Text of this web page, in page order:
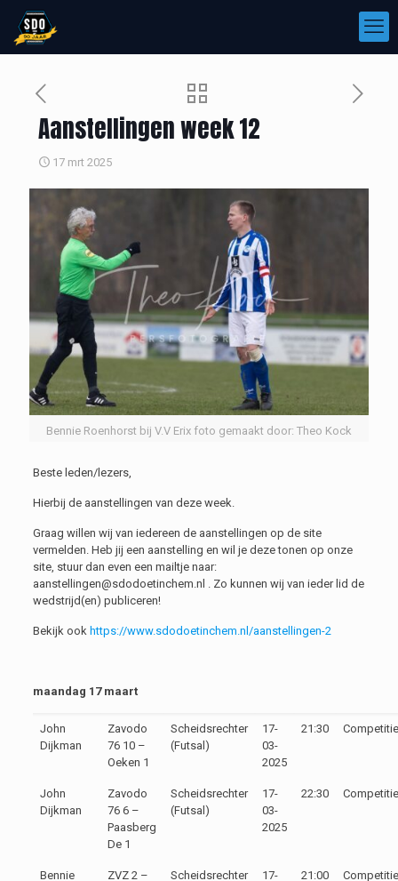
Aanstellingen week 12
17 mrt 2025
Bennie Roenhorst bij V.V Erix foto gemaakt door: Theo Kock
Beste leden/lezers,
Hierbij de aanstellingen van deze week.
Graag willen wij van iedereen de aanstellingen op de site
vermelden. Heb jij een aanstelling en wil je deze tonen op onze
site, stuur dan even een mailtje naar:
aanstellingen@sdodoetinchem.nl . Zo kunnen wij van ieder lid de
wedstrijd(en) publiceren!
Bekijk ook https://www.sdodoetinchem.nl/aanstellingen-2
maandag 17 maart
John
Dijkman
Zavodo
76 10 –
Oeken 1
Scheidsrechter
(Futsal)
17-
03-
2025
21:30 Competitie
John
Dijkman
Zavodo
76 6 –
Paasberg
De 1
Scheidsrechter
(Futsal)
17-
03-
2025
22:30 Competitie
Bennie
ZVZ 2 –
Scheidsrechter
17-
21:00 Competitie